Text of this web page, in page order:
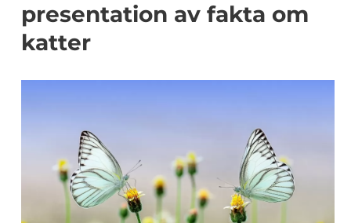
presentation av fakta om
katter